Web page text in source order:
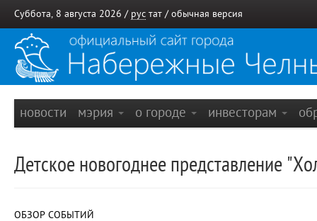
Суббота, 8 августа 2026 / рус тат / обычная версия
новости мэрия о городе инвесторам
Детское новогоднее представление
ОБЗОР СОБЫТИЙ